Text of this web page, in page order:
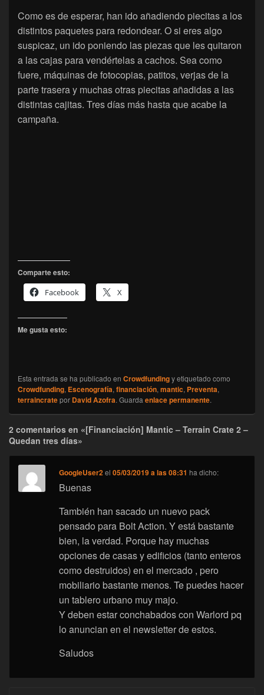
Como es de esperar, han ido añadiendo piecitas a los
distintos paquetes para redondear. O si eres algo
suspicaz, un ido poniendo las piezas que les quitaron
a las cajas para vendértelas a cachos. Sea como
fuere, máquinas de fotocopias, patitos, verjas de la
parte trasera y muchas otras piecitas añadidas a las
distintas cajitas. Tres días más hasta que acabe la
campaña.
Comparte esto:
Facebook
X
Me gusta esto:
Esta entrada se ha publicado en Crowdfundingy etiquetado como
Crowdfunding, Escenografía, financiación, mantic, Preventa,
terraincratepor David Azofra. Guarda enlace permanente.
2 comentarios en «[Financiación] Mantic – Terrain Crate 2 –
Quedan tres días»
GoogleUser2el05/03/2019 a las 08:31 ha dicho:
Buenas
También han sacado un nuevo pack
pensado para Bolt Action. Y está bastante
bien, la verdad. Porque hay muchas
opciones de casas y edificios (tanto enteros
como destruidos) en el mercado , pero
mobiliario bastante menos. Te puedes hacer
un tablero urbano muy majo.
Y deben estar conchabados con Warlord pq
lo anuncian en el newsletter de estos.
Saludos